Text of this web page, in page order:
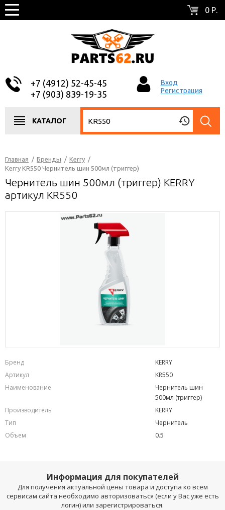
0 Р.
+7 (4912) 52-45-45
+7 (903) 839-19-35
Вход
Регистрация
КАТАЛОГ
Главная / Бренды / Kerry /
Kerry KR550 Чернитель шин 500мл (триггер)
Чернитель шин 500мл (триггер) KERRY
артикул KR550
Бренд
KERRY
Артикул
KR550
Наименование
Чернитель шин
500мл (триггер)
Производитель
KERRY
Тип
Чернитель
Объем
0.5
Информация для покупателей
Для получения актуальной цены товара и доступа ко всем
сервисам сайта необходимо авторизоваться (если у Вас уже есть
логин) или зарегистрироваться.